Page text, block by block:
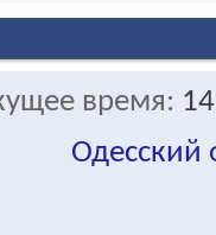
время:
Одесский